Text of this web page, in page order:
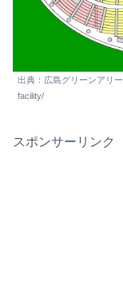
出典：広島グリーンアリ
facility/
スポンサーリンク